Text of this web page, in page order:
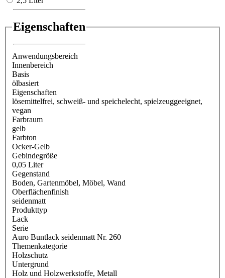
Eigenschaften
Anwendungsbereich
Innenbereich
Basis
ölbasiert
Eigenschaften
lösemittelfrei, schweiß- und speichelecht, spielzeuggeeignet,
vegan
Farbraum
gelb
Farbton
Ocker-Gelb
Gebindegröße
0,05 Liter
Gegenstand
Boden, Gartenmöbel, Möbel, Wand
Oberflächenfinish
seidenmatt
Produkttyp
Lack
Serie
Auro Buntlack seidenmatt Nr. 260
Themenkategorie
Holzschutz
Untergrund
Holz und Holzwerkstoffe, Metall